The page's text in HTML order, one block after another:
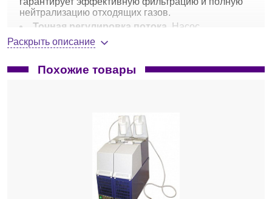
нейтрализацию отходящих газов.
Точная регулировка потока . Насос
отрицательного давления оснащен ручкой для
плавной настройки расхода воздуха.
емкости для растворителя существенно снижает
значительно экономя рабочее пространство.
Экологическая безопасность
эффективность очистки газов полностью
соответствует государственным стандартам
Раскрыть описание
Похожие товары